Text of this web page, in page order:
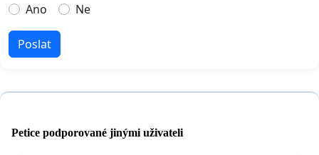
Ano
Ne
Poslat
Petice podporované jinými uživateli